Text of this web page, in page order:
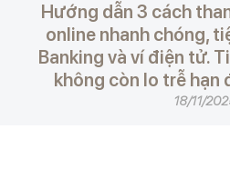
Hướng dẫn 3 cách
online nhanh chóng,
Banking và ví điện tử.
không còn lo trễ hạn
18/11/